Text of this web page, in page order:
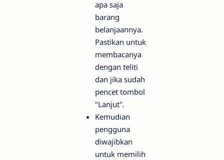
apa saja
barang
belanjaannya.
Pastikan untuk
membacanya
dengan teliti
dan jika sudah
pencet tombol
"Lanjut".
Kemudian
pengguna
diwajibkan
untuk memilih